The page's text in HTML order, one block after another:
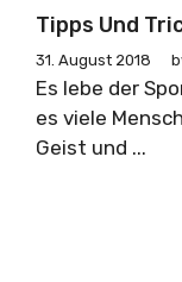
Tipps Und
31. August 2018
Es lebe der
es viele
Geist und ...